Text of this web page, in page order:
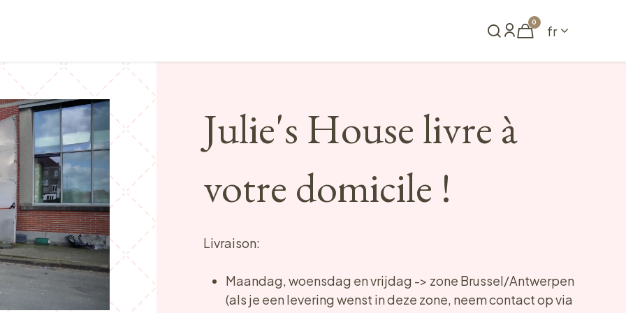
0
fr
Julie's House livre à
votre domicile !
Livraison:
Maandag, woensdag en vrijdag -> zone Brussel/Antwerpen
(als je een levering wenst in deze zone, neem contact op via